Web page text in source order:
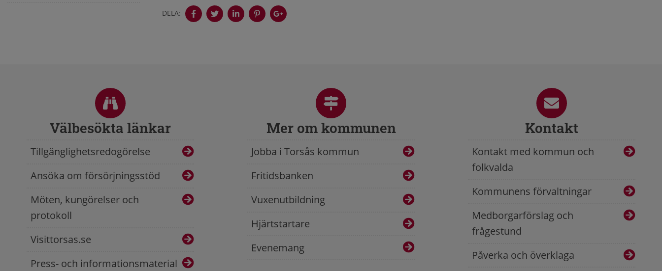
DELA:
Välbesökta länkar
Tillgänglighetsredogörelse
Ansöka om försörjningsstöd
Möten, kungörelser och
protokoll
Visittorsas.se
Press- och informationsmaterial
Mer om kommunen
Jobba i Torsås kommun
Fritidsbanken
Vuxenutbildning
Hjärtstartare
Evenemang
Kontakt
Kontakt med kommun och
folkvalda
Kommunens förvaltningar
Medborgarförslag och
frågestund
Påverka och överklaga